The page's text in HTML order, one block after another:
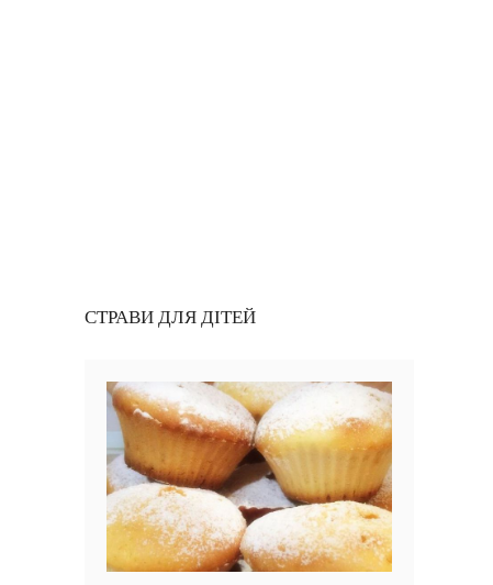
СТРАВИ ДЛЯ ДІТЕЙ